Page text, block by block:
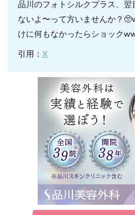
品川のフォトシルクプラス、翌
ないよ〜って方いませんか？
けに何もなかったらショック
引用： X